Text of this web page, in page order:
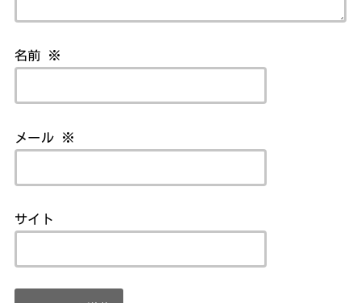
名前 ※
メール ※
サイト